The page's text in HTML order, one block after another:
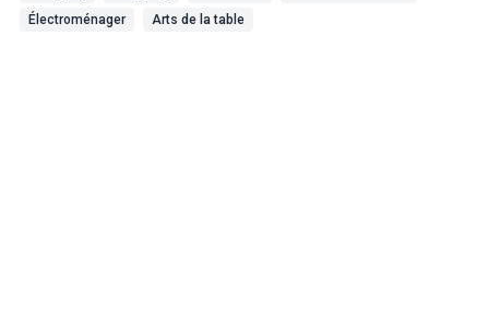
Électroménager
Arts de la table